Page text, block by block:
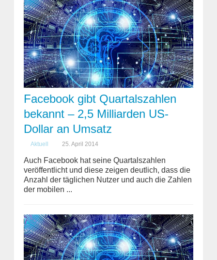
Facebook gibt Quartalszahlen
bekannt – 2,5 Milliarden US-
Dollar an Umsatz
Aktuell 25. April 2014
Auch Facebook hat seine Quartalszahlen
veröffentlicht und diese zeigen deutlich, dass die
Anzahl der täglichen Nutzer und auch die Zahlen
der mobilen ...